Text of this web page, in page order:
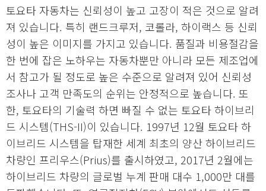
토요타 자동차는 신뢰성이 높고 고장이 적은 것으로 알려
져 있습니다. 특히 랜드크루저, 코롤라, 하이랙스 등 신뢰
성이 높은 이미지를 가지고 있습니다. 품질과 비용절감을
한 번에 잡은 노하우는 자동차뿐만 아니라 모든 제조업에
서 참고가 될 정도로 높은 수준으로 알려져 있어 신뢰성
조사나 고객 만족도의 순위는 안정적으로 높습니다. 또
한, 토요타의 기술력 하면 빠질 수 없는 토요타 하이브리
드 시스템(THS-II)이 있습니다. 1997년 12월 토요타 하
이브리드 시스템을 탑재한 세계 최초의 양산 하이브리드
차량인 프리우스(Prius)를 출시하였고, 2017년 2월에는
하이브리드 차량의 글로벌 누계 판매 대수 1,000만 대를